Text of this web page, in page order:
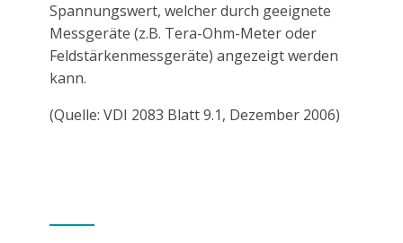
Spannungswert, welcher durch geeignete
Messgeräte (z.B. Tera-Ohm-Meter oder
Feldstärkenmessgeräte) angezeigt werden
kann.
(Quelle: VDI 2083 Blatt 9.1, Dezember 2006)